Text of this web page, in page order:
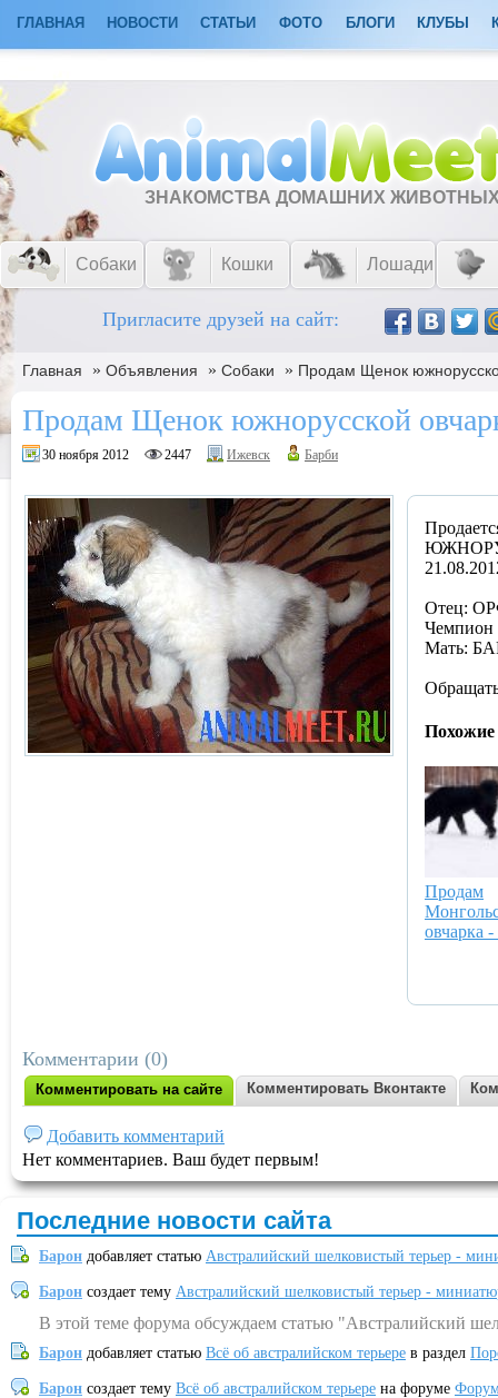
ГЛАВНАЯ НОВОСТИ СТАТЬИ ФОТО БЛОГИ КЛУБЫ
ЗНАКОМСТВА ДОМАШНИХ
Собаки Кошки Лошади
Пригласите друзей на сайт:
Главная » Объявления » Собаки » Продам Щенок
Продам Щенок южнорусской
30 ноября 2012 2447 Ижевск Барби
Отец:
Мать:
Похожие
Продам
овчарка
Комментарии (0)
Комментировать на сайте Комментировать Вконтакте
Добавить комментарий
Нет комментариев. Ваш будет первым!
Последние новости сайта
Барон добавляет статью Австралийский шелковистый терьер -
Барон создает тему Австралийский шелковистый терьер -
В этой теме форума обсуждаем статью "Австралийский
Барон добавляет статью Всё об австралийском терьере в раздел
Барон создает тему Всё об австралийском терьере на форуме